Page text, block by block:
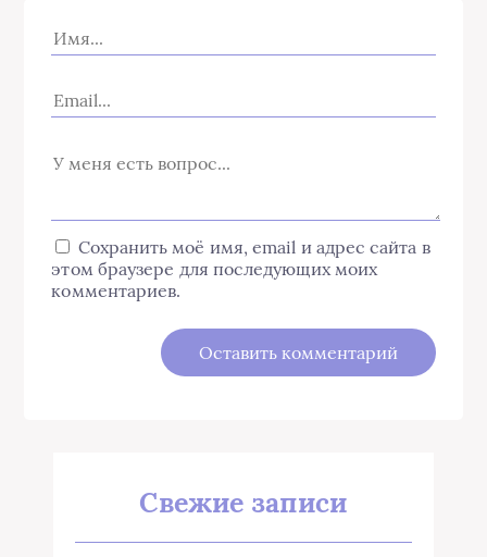
Сохранить моё имя, email и адрес сайта в
этом браузере для последующих моих
комментариев.
Свежие записи